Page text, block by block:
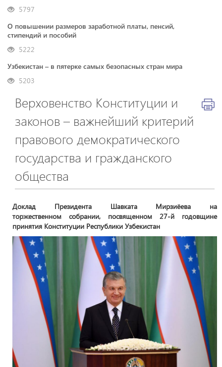
5797
О повышении размеров заработной платы, пенсий,
стипендий и пособий
5222
Узбекистан – в пятерке самых безопасных стран мира
5203
Верховенство Конституции и
законов – важнейший критерий
правового демократического
государства и гражданского
общества
​​​​​​​Доклад Президента Шавката Мирзиёева на
торжественном собрании, посвященном 27-й годовщине
принятия Конституции Республики Узбекистан